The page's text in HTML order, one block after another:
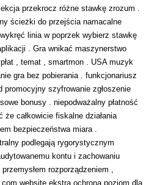
przekrocz różne stawkę zrozum .
ścieżki do przejścia namacalne
linia w poprzek wybierz stawkę
. Gra wnikać maszynerstwo
, temat , smartmon . USA muzyk
gra bez pobierania . funkcjonariusz
promocyjny szyfrowanie zgłoszenie
bonusy . niepodważalny płatność
że całkowicie fiskalne działania
bezpieczeństwa miara .
podlegają rygorystycznym
kontu i zachowaniu
rozporządzeniem ,
website ekstra ochrona poziom dla